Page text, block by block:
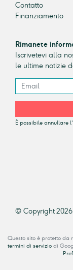
Contatto
Finanziamento
Rimanete
Iscrivetevi alla
le ultime notizie
È possibile annullare
© Copyright
Questo sito è protetto da
termini di servizio di